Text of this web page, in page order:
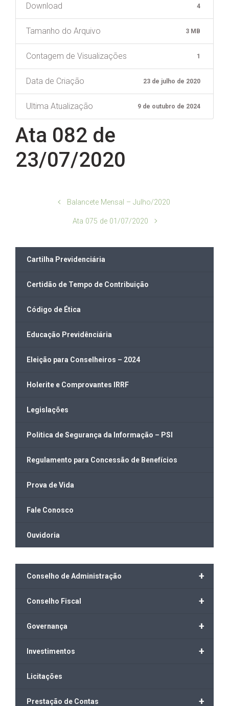
Download 4
Tamanho do Arquivo 3 MB
Contagem de Visualizações 1
Data de Criação 23 de julho de 2020
Ultima Atualização 9 de outubro de 2024
Ata 082 de
23/07/2020
Balancete Mensal – Julho/2020
Ata 075 de 01/07/2020
Cartilha Previdenciária
Certidão de Tempo de Contribuição
Código de Ética
Educação Previdênciária
Eleição para Conselheiros – 2024
Holerite e Comprovantes IRRF
Legislações
Politica de Segurança da Informação – PSI
Regulamento para Concessão de Benefícios
Prova de Vida
Fale Conosco
Ouvidoria
+
Conselho de Administração
+
Conselho Fiscal
+
Governança
+
Investimentos
Licitações
+
Prestação de Contas